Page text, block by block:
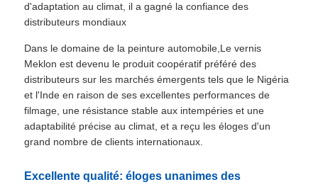
d'adaptation au climat, il a gagné la confiance des
distributeurs mondiaux
Dans le domaine de la peinture automobile,Le vernis
Meklon est devenu le produit coopératif préféré des
distributeurs sur les marchés émergents tels que le Nigéria
et l'Inde en raison de ses excellentes performances de
filmage, une résistance stable aux intempéries et une
adaptabilité précise au climat, et a reçu les éloges d'un
grand nombre de clients internationaux.
Excellente qualité: éloges unanimes des